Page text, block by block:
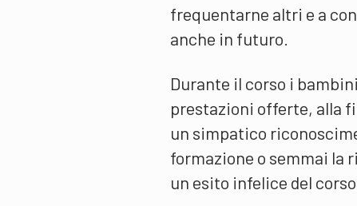
frequentarne altri e a
anche in futuro.
Durante il corso i
prestazioni offerte, alla
un simpatico
formazione o semmai la
un esito infelice del